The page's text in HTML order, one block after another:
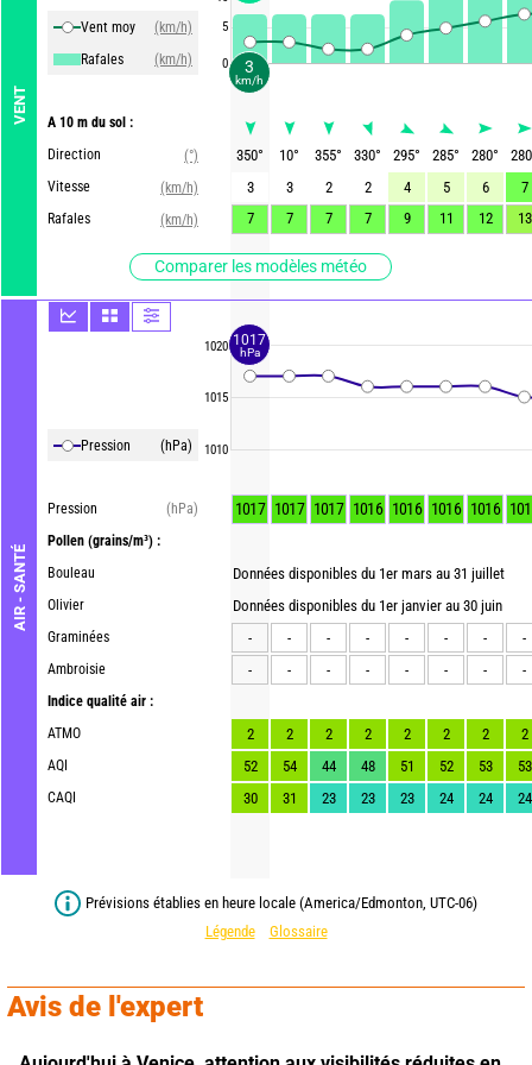
VENT
Vent moy
(km/h)
Rafales
(km/h)
A 10 m du sol :
Direction
(°)
Vitesse
(km/h)
Rafales
(km/h)
Comparer les modèles météo
AIR - SANTÉ
Pression (hPa)
Pression
(hPa)
Pollen (grains/m³) :
Bouleau
Olivier
Graminées
Ambroisie
Indice qualité air :
ATMO
AQI
CAQI
5
0
1020
1015
1010
350° 10° 355° 330° 295° 285° 280°
280
3
3 2 2 4 5 6
7
7
7 7 7 9 11 12 13
1017 1017 1017 1016 1016 1016 1016
Données disponibles du 1er mars au 31 juillet
Données disponibles du 1er janvier au 30 juin
-
- - - - - -
-
-
- - - - - - -
2 2 2 2 2 2 2
2
52
54 44 48 51 52 53
53
30
31 23 23 23 24 24 24
Prévisions établies en heure locale (America/Edmonton, UTC-06)
Légende
Glossaire
Avis de l'expert
3
km/h
1017
hPa